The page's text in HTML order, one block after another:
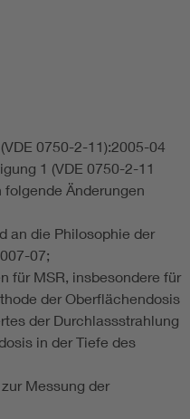
0750-2-11):2005-04
1 (VDE 0750-2-11
Änderungen
an die Philosophie der
07;
für MSR, insbesondere für
der Oberflächendosis
der Durchlassstrahlung
in der Tiefe des
Messung der